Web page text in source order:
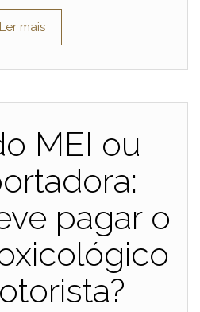
Ler mais
MEI ou
pagar o